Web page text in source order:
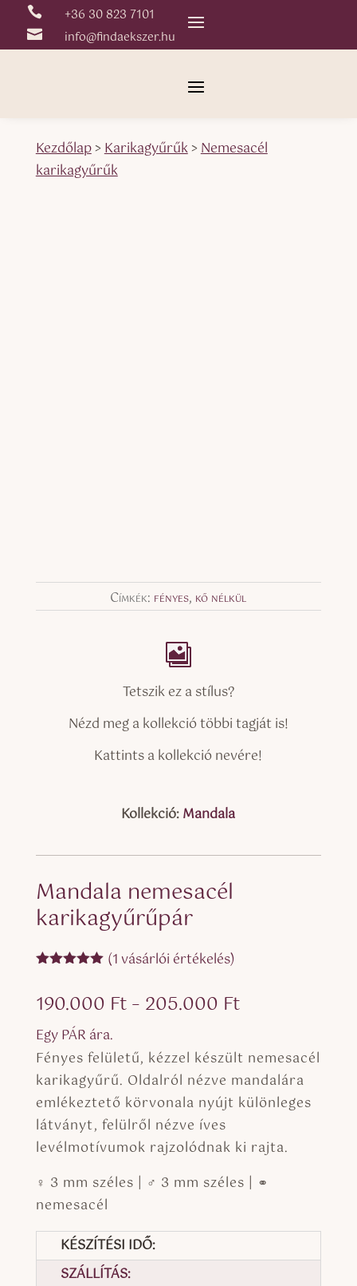
 +36 30 823 7101
 info@findaekszer.hu
Kezdőlap>Karikagyűrűk>Nemesacél
karikagyűrűk
Címkék: fényes, kő nélkül
Tetszik ez a stílus?
Nézd meg a kollekció többi tagját is!
Kattints a kollekció nevére!
Kollekció:Mandala
Mandala nemesacél
karikagyűrűpár
ből,
értékelés
alapján
(1vásárlói értékelés)
190.000 Ft– 205.000 FtÁrtartomány:
-
205.000 Ft
Egy PÁR ára.
Fényes felületű, kézzel készült nemesacél
karikagyűrű. Oldalról nézve mandalára
emlékeztető körvonala nyújt különleges
látványt, felülről nézve íves
levélmotívumok rajzolódnak ki rajta.
♀ 3 mm széles | ♂ 3 mm széles | ⚭
nemesacél
KÉSZÍTÉSI IDŐ:
SZÁLLÍTÁS: